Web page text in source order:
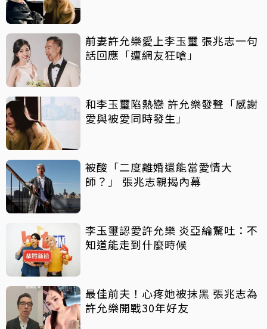
前妻許允樂愛上李玉璽 張兆志一句
話回應「遭網友狂嗆」
和李玉璽陷熱戀 許允樂發聲「感謝
愛與被愛同時發生」
被酸「二度離婚還能當愛情大
師？」 張兆志親揭內幕
李玉璽認愛許允樂 炎亞綸驚吐：不
知道能走到什麼時候
最佳前夫！心疼她被抹黑 張兆志為
許允樂開戰30年好友